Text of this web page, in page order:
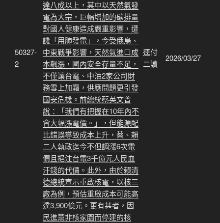
50327-
2
達八成以上，其中以天然氣發
電為大宗，巨幅增加的碳排量
對國人健康造成嚴重影響，遭
譏「用肺發電」，今受俄烏、
中東戰爭影響，天然氣進口成
本飆漲，國內安全存量不足，
不僅讓台電、中油2家公司財
務雪上加霜，供應問題更引發
國安危機。前總統蔡英文曾
說：「我們有把握在10年內不
會大幅漲電價。」，但能源配
比錯誤導致成本上升，蔡、賴
二人執政迄今不但調漲6次電
價且挹注台電3千億元人民血
汗錢的代價。此外，由於賴清
德總統宣示重啟核電，以核三
廠為例，預估重啟成本可能高
達3,900億元。更有甚者，因
民進黨非核家園而停建的核
逕付
二讀
2026/03/27